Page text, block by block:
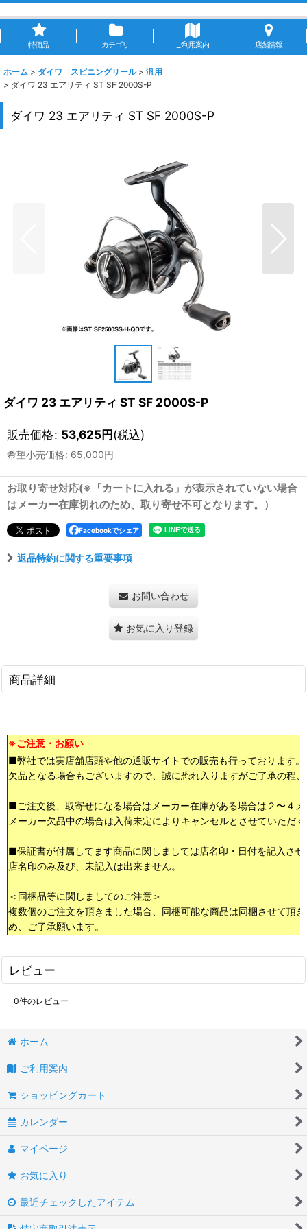
特価品 カテゴリ ご利用案内 店舗情報
ホーム > ダイワ スピニングリール > 汎用
> ダイワ 23 エアリティ ST SF 2000S-P
ダイワ 23 エアリティ ST SF 2000S-P
ダイワ 23 エアリティ ST SF 2000S-P
販売価格: 53,625円(税込)
希望小売価格: 65,000円
お取り寄せ対応(※「カートに入れる」が表示されていない場合
はメーカー在庫切れのため、取り寄せ不可となります。）
Facebookでシェア
返品特約に関する重要事項
お問い合わせ
お気に入り登録
商品詳細
※ご注意・お願い
■弊社では実店舗店頭や他の通販サイトでの販売も行っております
欠品となる場合もございますので、誠に恐れ入りますがご了承の程
■ご注文後、取寄せになる場合はメーカー在庫がある場合は２〜４
メーカー欠品中の場合は入荷未定によりキャンセルとさせていただ
■保証書が付属してます商品に関しましては店名印・日付を記入さ
店名印のみ及び、未記入は出来ません。
＜同梱品等に関しましてのご注意＞
複数個のご注文を頂きました場合、同梱可能な商品は同梱させて頂
め、ご了承願います。
レビュー
0件のレビュー
ホーム
ご利用案内
ショッピングカート
カレンダー
マイページ
お気に入り
最近チェックしたアイテム